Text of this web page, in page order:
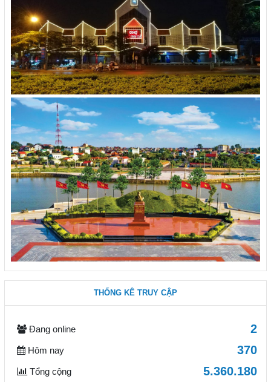
THỐNG KÊ TRUY CẬP
Đang online 2
Hôm nay 370
Tổng cộng 5.360.180